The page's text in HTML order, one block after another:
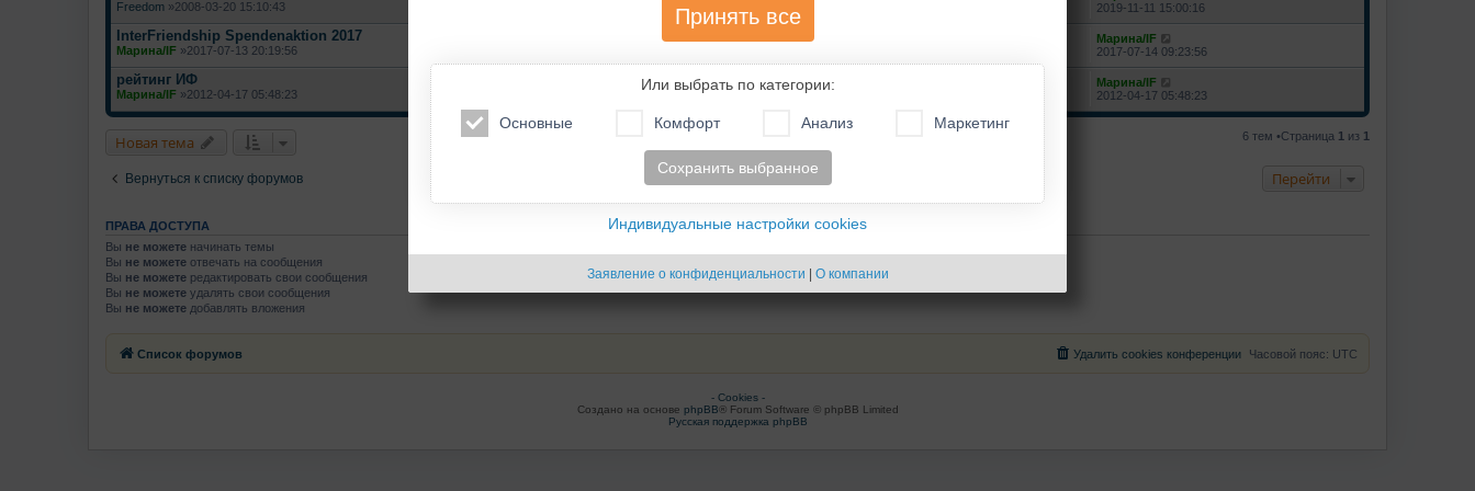
Freedom »2008-03-20 15:10:43
2019-11-11 15:00:16
InterFriendship Spendenaktion 2017
Марина/IF »2017-07-13 20:19:56
Марина/IF
2017-07-14 09:23:56
рейтинг ИФ
Марина/IF »2012-04-17 05:48:23 30447
Марина/IF
2012-04-17 05:48:23
Новая тема 6 тем •Страница 1 из 1
Вернуться к списку форумов Перейти
ПРАВА ДОСТУПА
Вы не можете начинать темы
Вы не можете отвечать на сообщения
Вы не можете редактировать свои сообщения
Вы не можете удалять свои сообщения
Вы не можете добавлять вложения
Список форумов Часовой пояс: UTC
Удалить cookies конференции
- Cookies -
Создано на основе phpBB® Forum Software © phpBB Limited
Русская поддержка phpBB
Принять все
Или выбрать по категории:
Основные Комфорт Анализ Маркетинг
Сохранить выбранное
Индивидуальные настройки cookies
Заявление о конфиденциальности О компании